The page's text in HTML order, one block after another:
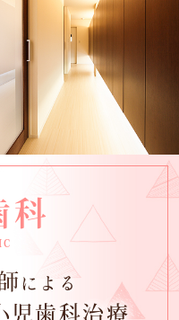
科
による
児歯科治療